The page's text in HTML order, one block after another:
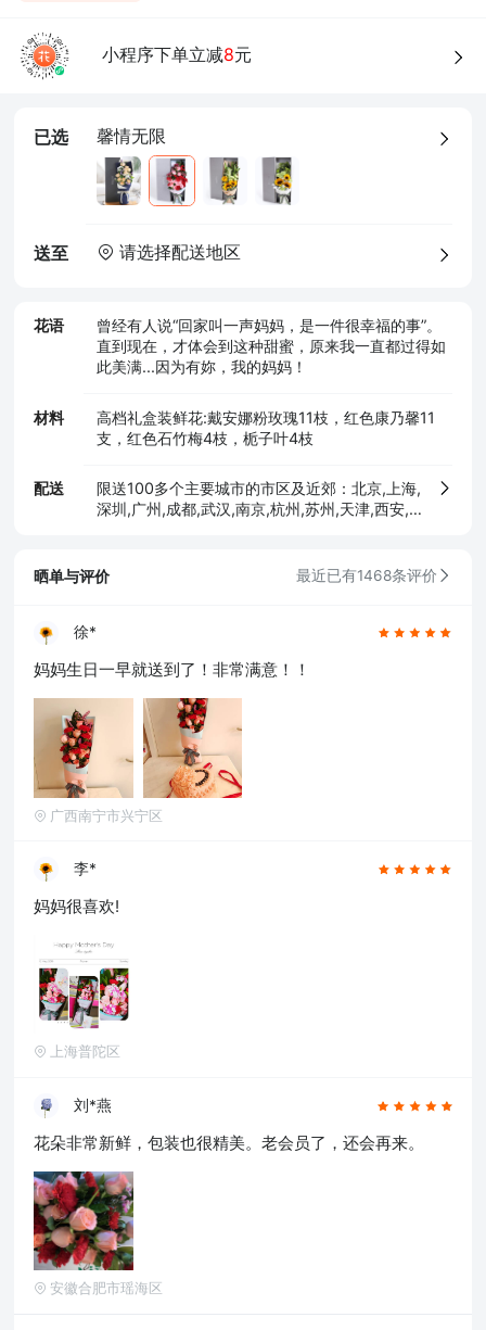
小程序下单立减8元
已选 馨情无限
送至 请选择配送地区
花语
曾经有人说“回家叫一声妈妈，是一件很幸福的事”。
直到现在，才体会到这种甜蜜，原来我一直都过得如
此美满...因为有妳，我的妈妈！
材料
高档礼盒装鲜花:戴安娜粉玫瑰11枝，红色康乃馨11
支，红色石竹梅4枝，栀子叶4枝
配送
限送100多个主要城市的市区及近郊：北京,上海,
深圳,广州,成都,武汉,南京,杭州,苏州,天津,西安,
齐,贵阳,昆明,福州,长春,南昌,兰州,珠海,南宁,中
坊,镇江,衡阳,包头,赣州,扬州,清远,荆州,莆田,汉
林,吉林,淄博,蚌埠,柳州,遵义,邢台,宜春,漳州,三
亚,宜宾,东营,临沂,德州,开封,大同,龙岩,齐齐哈
尔,连云港,新乡,黄冈,焦作,十堰,驻马店,信阳,牡丹
江,黄石,宝鸡,丹东,阜阳,北海,聊城,锦州,许昌,内
江,萍乡,安庆,承德,商丘,盘锦,乐山,沧州,河源,营
口,平顶山,临汾,韶关,日照,新余,晋城,松原,淮北,
淮南,晋中,潮州,滨州,自贡,六安,株州,濮阳,常熟,
晋江,顺德,江阴,吴江,昆山,义乌,惠阳,银川,温江,
晒单与评价 最近已有1468条评价
徐*
妈妈生日一早就送到了！非常满意！！
广西南宁市兴宁区
李*
妈妈很喜欢!
上海普陀区
刘*燕
花朵非常新鲜，包装也很精美。老会员了，还会再来。
安徽合肥市瑶海区